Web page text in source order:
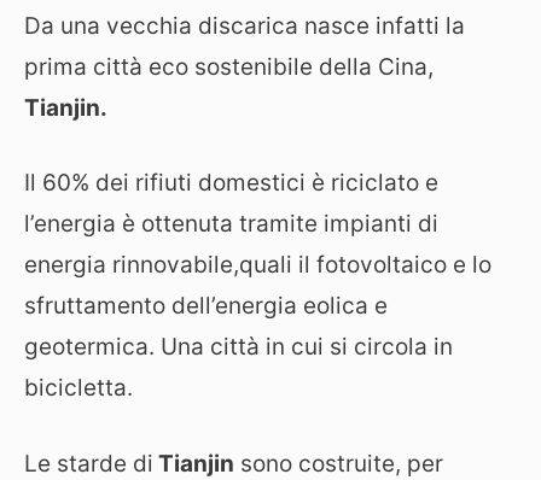
Da una vecchia discarica nasce infatti la
prima città eco sostenibile della Cina,
Tianjin.
Il 60% dei rifiuti domestici è riciclato e
l’energia è ottenuta tramite impianti di
energia rinnovabile,quali il fotovoltaico e lo
sfruttamento dell’energia eolica e
geotermica. Una città in cui si circola in
bicicletta.
Le starde di Tianjin sono costruite, per